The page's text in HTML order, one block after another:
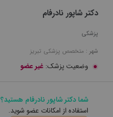
دکتر شاپور نادرفام
پزشکی
شهر : متخصص پزشکی تبریز
وضعیت پزشک: غیر عضو
شما دکتر شاپور نادرفام هستید؟
استفاده از امکانات عضو شوید.